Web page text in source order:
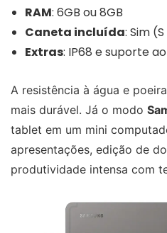
RAM: 6GB ou 8GB
Caneta incluída: Sim
Extras: IP68 e suporte
A resistência à água e
mais durável. Já o modo
tablet em um mini
apresentações, edição de
produtividade intensa com